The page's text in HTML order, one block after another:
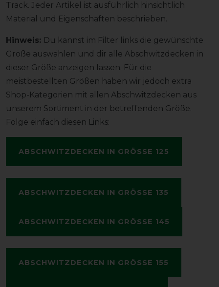
Track. Jeder Artikel ist ausführlich hinsichtlich
Material und Eigenschaften beschrieben.
Hinweis: Du kannst im Filter links die gewünschte
Größe auswählen und dir alle Abschwitzdecken in
dieser Größe anzeigen lassen. Für die
meistbestellten Größen haben wir jedoch extra
Shop-Kategorien mit allen Abschwitzdecken aus
unserem Sortiment in der betreffenden Größe.
Folge einfach diesen Links:
ABSCHWITZDECKEN IN GRÖSSE 125
ABSCHWITZDECKEN IN GRÖSSE 135
ABSCHWITZDECKEN IN GRÖSSE 145
ABSCHWITZDECKEN IN GRÖSSE 155